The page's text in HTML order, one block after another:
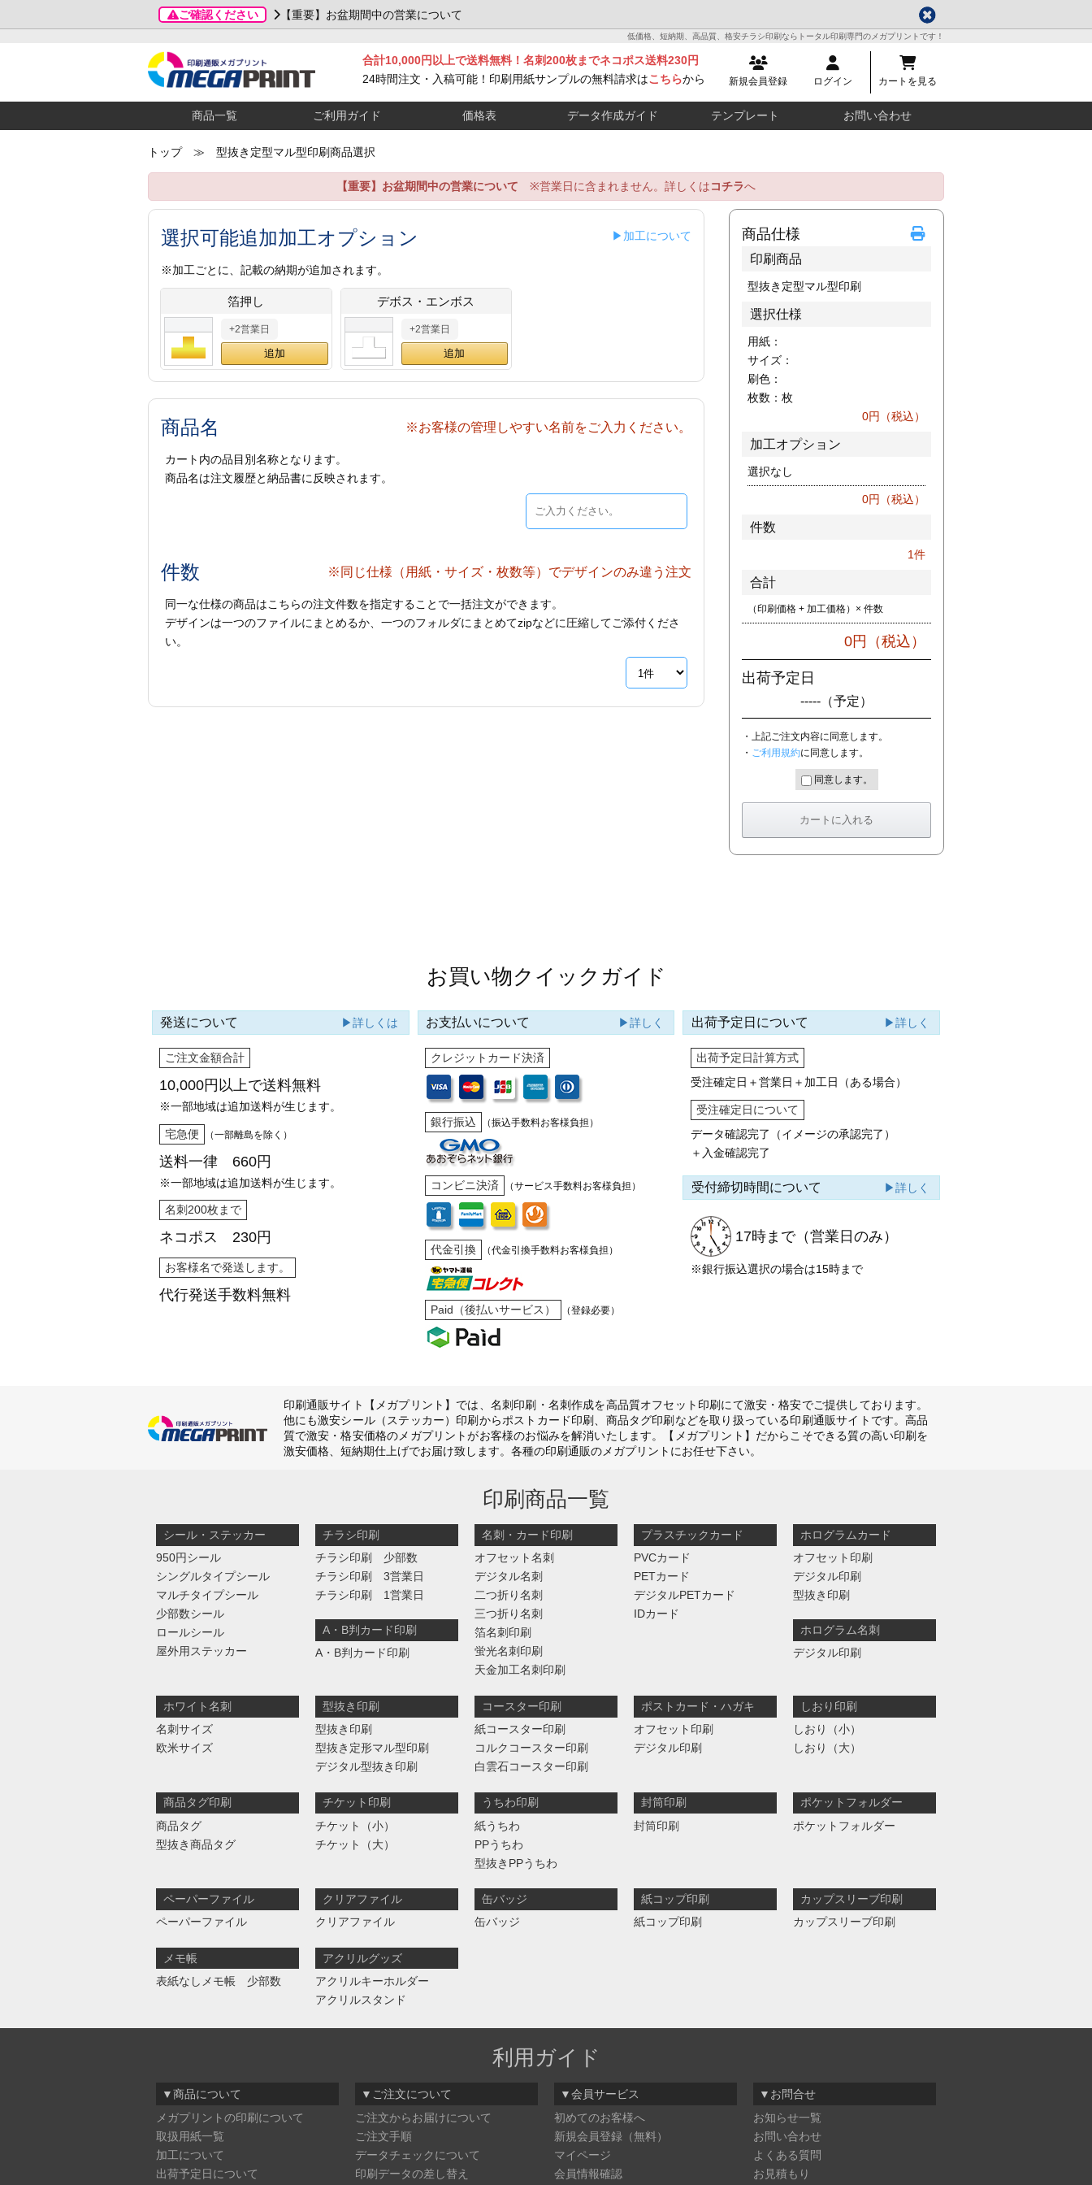
ご確認ください 【重要】お盆期間中の営業について
低価格、短納期、高品質、格安チラシ印刷ならトータル印刷専門のメガプリントです！
新規会員登録 ログイン カートを見る
合計10,000円以上で送料無料！名刺200枚までネコポス送料230円
24時間注文・入稿可能！印刷用紙サンプルの無料請求はこちらから
商品一覧 ご利用ガイド 価格表 データ作成ガイド テンプレート お問い合わせ
トップ≫ 型抜き定型マル型印刷商品選択
【重要】お盆期間中の営業について ※営業日に含まれません。詳しくはコチラへ
選択可能追加加工オプション ▶加工について
※加工ごとに、記載の納期が追加されます。
箔押し
+2営業日
デボス・エンボス
+2営業日
商品名 ※お客様の管理しやすい名前をご入力ください。
カート内の品目別名称となります。
商品名は注文履歴と納品書に反映されます。
件数 ※同じ仕様（用紙・サイズ・枚数等）でデザインのみ違う注文
同一な仕様の商品はこちらの注文件数を指定することで一括注文ができます。
デザインは一つのファイルにまとめるか、一つのフォルダにまとめてzipなどに圧縮してご添付くださ
い。
商品仕様
印刷商品
型抜き定型マル型印刷
選択仕様
用紙：
サイズ：
刷色：
枚数： 枚
0円（税込）
加工オプション
選択なし
0円（税込）
件数
1件
合計
（印刷価格 + 加工価格）× 件数
0円（税込）
出荷予定日
----- （予定）
・上記ご注文内容に同意します。
・ ご利用規約に同意します。
同意します。
お買い物クイックガイド
発送について ▶詳しくは
ご注文金額合計
10,000円以上で送料無料
※一部地域は追加送料が生じます。
宅急便 （一部離島を除く）
送料一律 660円
※一部地域は追加送料が生じます。
名刺200枚まで
ネコポス 230円
お客様名で発送します。
代行発送手数料無料
お支払いについて ▶詳しく
クレジットカード決済
銀行振込 （振込手数料お客様負担）
コンビニ決済 （サービス手数料お客様負担）
代金引換 （代金引換手数料お客様負担）
Paid（後払いサービス） （登録必要）
出荷予定日について ▶詳しく
出荷予定日計算方式
受注確定日＋営業日＋加工日（ある場合）
受注確定日について
データ確認完了（イメージの承認完了）
＋入金確認完了
受付締切時間について ▶詳しく
17時まで（営業日のみ）
※銀行振込選択の場合は15時まで
印刷通販サイト【メガプリント】では、名刺印刷・名刺作成を高品質オフセット印刷にて激安・格安でご提供しております。
他にも激安シール（ステッカー）印刷からポストカード印刷、商品タグ印刷などを取り扱っている印刷通販サイトです。高品
質で激安・格安価格のメガプリントがお客様のお悩みを解消いたします。【メガプリント】だからこそできる質の高い印刷を
激安価格、短納期仕上げでお届け致します。各種の印刷通販のメガプリントにお任せ下さい。
印刷商品一覧
シール・ステッカー
950円シール
シングルタイプシール
マルチタイプシール
少部数シール
ロールシール
屋外用ステッカー
チラシ印刷
チラシ印刷 少部数
チラシ印刷 3営業日
チラシ印刷 1営業日
A・B判カード印刷
A・B判カード印刷
名刺・カード印刷
オフセット名刺
デジタル名刺
二つ折り名刺
三つ折り名刺
箔名刺印刷
蛍光名刺印刷
天金加工名刺印刷
プラスチックカード
PVCカード
PETカード
デジタルPETカード
IDカード
ホログラムカード
オフセット印刷
デジタル印刷
型抜き印刷
ホログラム名刺
デジタル印刷
ホワイト名刺
名刺サイズ
欧米サイズ
型抜き印刷
型抜き印刷
型抜き定形マル型印刷
デジタル型抜き印刷
コースター印刷
紙コースター印刷
コルクコースター印刷
白雲石コースター印刷
ポストカード・ハガキ
オフセット印刷
デジタル印刷
しおり印刷
しおり（小）
しおり（大）
商品タグ印刷
商品タグ
型抜き商品タグ
チケット印刷
チケット（小）
チケット（大）
うちわ印刷
紙うちわ
PPうちわ
型抜きPPうちわ
封筒印刷
封筒印刷
ポケットフォルダー
ポケットフォルダー
ペーパーファイル
ペーパーファイル
クリアファイル
クリアファイル
缶バッジ
缶バッジ
紙コップ印刷
紙コップ印刷
カップスリーブ印刷
カップスリーブ印刷
メモ帳
表紙なしメモ帳 少部数
アクリルグッズ
アクリルキーホルダー
アクリルスタンド
利用ガイド
▼商品について
メガプリントの印刷について
取扱用紙一覧
加工について
出荷予定日について
▼ご注文について
ご注文からお届けについて
ご注文手順
データチェックについて
印刷データの差し替え
▼会員サービス
初めてのお客様へ
新規会員登録（無料）
マイページ
会員情報確認
▼お問合せ
お知らせ一覧
お問い合わせ
よくある質問
お見積もり